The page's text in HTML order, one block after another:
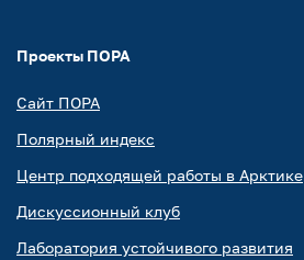
Проекты ПОРА
Сайт ПОРА
Полярный индекс
Центр подходящей работы в Арктике
Дискуссионный клуб
Лаборатория устойчивого развития